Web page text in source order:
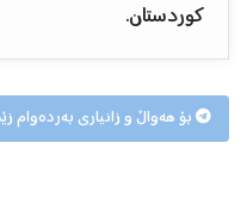
کوردستان.
بۆ هەواڵ و زانیاری بەردەوام